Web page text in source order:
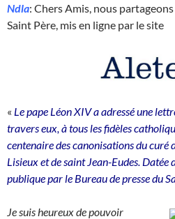
Ndla: Chers Amis, nous
Saint Père, mis en ligne par le site
« Le pape Léon XIV a adressé une
travers eux, à tous les fidèles
centenaire des canonisations du curé
Lisieux et de saint Jean-Eudes. Datée
publique par le Bureau de presse du
Je suis heureux de pouvoir